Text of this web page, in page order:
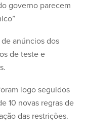
governo parecem
anúncios dos
de teste e
logo seguidos
10 novas regras de
das restrições.